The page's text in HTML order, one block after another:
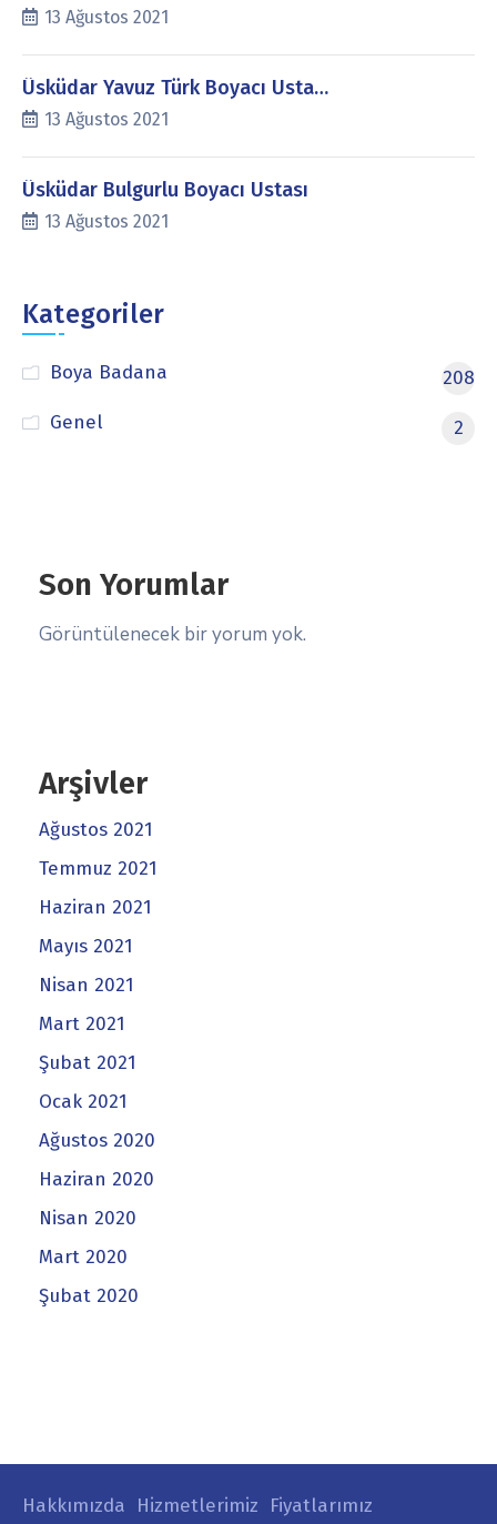
13 Ağustos 2021
Üsküdar Yavuz Türk Boyacı Usta…
13 Ağustos 2021
Üsküdar Bulgurlu Boyacı Ustası
13 Ağustos 2021
Kategoriler
Boya Badana
208
Genel
2
Son Yorumlar
Görüntülenecek bir yorum yok.
Arşivler
Ağustos 2021
Temmuz 2021
Haziran 2021
Mayıs 2021
Nisan 2021
Mart 2021
Şubat 2021
Ocak 2021
Ağustos 2020
Haziran 2020
Nisan 2020
Mart 2020
Şubat 2020
Hakkımızda Hizmetlerimiz Fiyatlarımız